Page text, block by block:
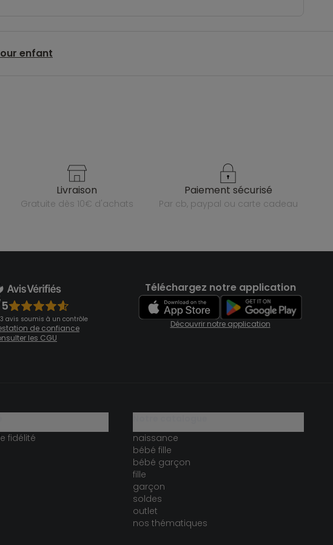
enfant
livraison
gratuite dès 10€ d'achats
paiement sécurisé
par cb, paypal ou carte cadeau
avis soumis à un contrôle
de confiance
les CGU
Téléchargez notre application
Découvrir notre application
fidélité
naissance
bébé fille
bébé garçon
fille
garçon
soldes
outlet
nos thématiques